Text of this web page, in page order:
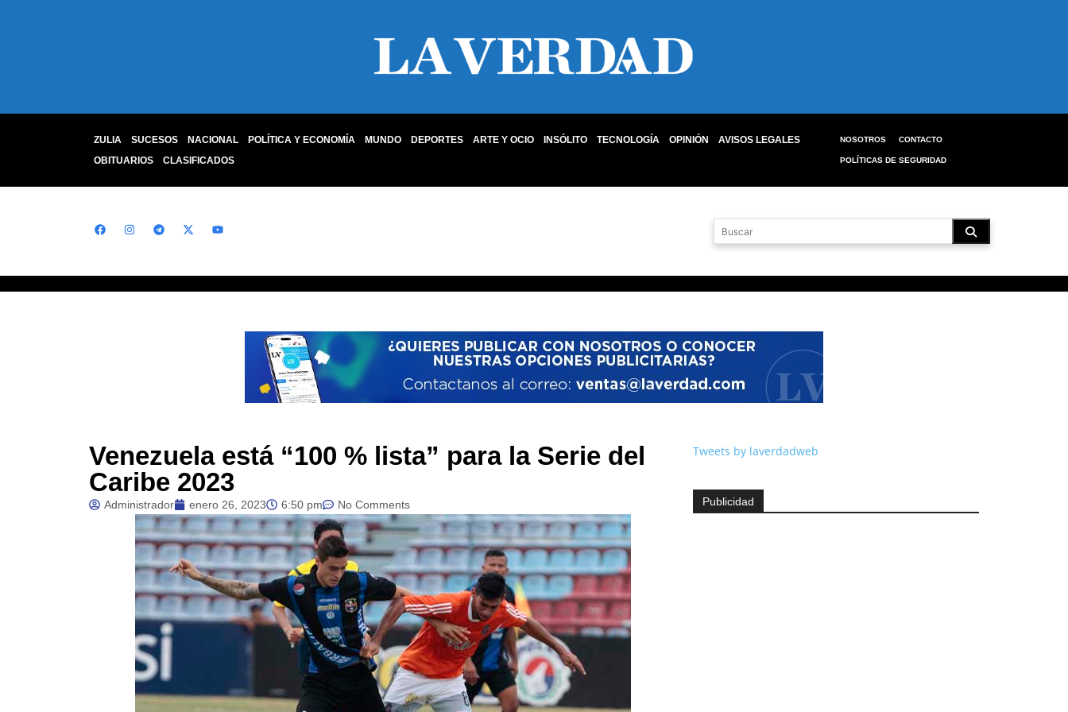
ZULIA SUCESOS NACIONAL POLÍTICA Y ECONOMÍA MUNDO DEPORTES ARTE Y OCIO INSÓLITO TECNOLOGÍA OPINIÓN
AVISOS LEGALES
OBITUARIOS
CLASIFICADOS
NOSOTROS CONTACTO
POLÍTICAS DE SEGURIDAD
Venezuela está “100 % lista” para la Serie del
Caribe 2023
Administrador enero 26, 2023 6:50 pm No Comments
Tweets by laverdadweb
Publicidad